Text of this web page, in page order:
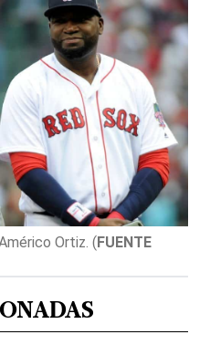
Ortiz. ( FUENTE